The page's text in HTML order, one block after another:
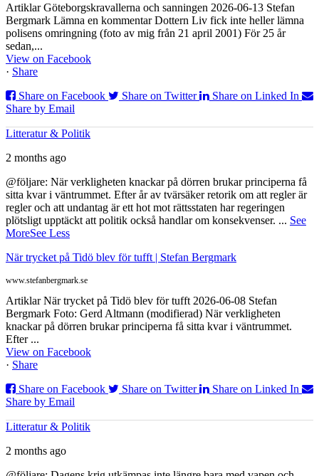
Artiklar Göteborgskravallerna och sanningen 2026-06-13 Stefan
Bergmark Lämna en kommentar Dottern Liv fick inte heller lämna
polisens omringning (foto av mig från 21 april 2001) För 25 år
sedan,...
View on Facebook
· Share
Share on Facebook
Share on Twitter
Share on Linked In
Share by Email
Litteratur & Politik
2 months ago
@följare: När verkligheten knackar på dörren brukar principerna få
sitta kvar i väntrummet. Efter år av tvärsäker retorik om att regler är
regler och att undantag är ett hot mot rättsstaten har regeringen
plötsligt upptäckt att politik också handlar om konsekvenser. ... See
MoreSee Less
När trycket på Tidö blev för tufft | Stefan Bergmark
www.stefanbergmark.se
Artiklar När trycket på Tidö blev för tufft 2026-06-08 Stefan
Bergmark Foto: Gerd Altmann (modifierad) När verkligheten
knackar på dörren brukar principerna få sitta kvar i väntrummet.
Efter ...
View on Facebook
· Share
Share on Facebook
Share on Twitter
Share on Linked In
Share by Email
Litteratur & Politik
2 months ago